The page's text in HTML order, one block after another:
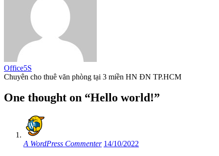
Office5S
Chuyên cho thuê văn phòng tại 3 miền HN ĐN TP.HCM
One thought on “Hello world!”
A WordPress Commenter 14/10/2022